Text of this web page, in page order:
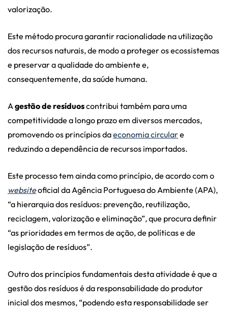
valorização.
Este método procura garantir racionalidade na utilização
dos recursos naturais, de modo a proteger os ecossistemas
e preservar a qualidade do ambiente e,
consequentemente, da saúde humana.
Agestão de resíduoscontribui também para uma
competitividade a longo prazo em diversos mercados,
promovendo os princípios daeconomia circulare
reduzindo a dependência de recursos importados.
Este processo tem ainda como princípio, de acordo com o
websiteoficial da Agência Portuguesa do Ambiente (APA),
“a hierarquia dos resíduos: prevenção, reutilização,
reciclagem, valorização e eliminação”, que procura definir
“as prioridades em termos de ação, de políticas e de
legislação de resíduos”.
Outro dos princípios fundamentais desta atividade é que a
gestão dos resíduos é da responsabilidade do produtor
inicial dos mesmos, “podendo esta responsabilidade ser